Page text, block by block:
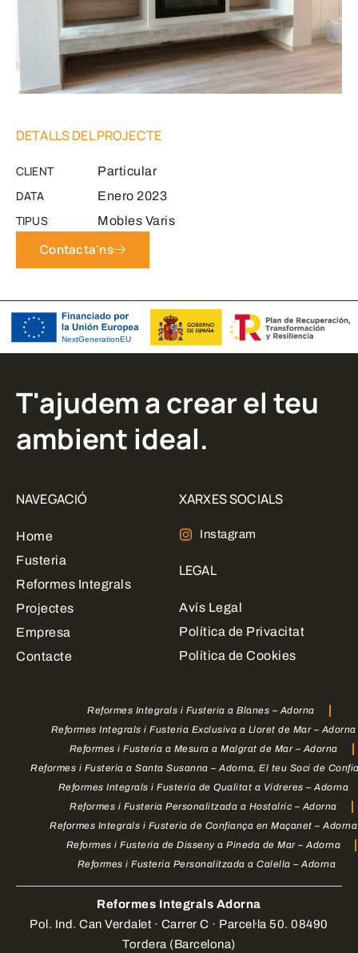
DETALLS DEL PROJECTE
CLIENT Particular
DATA Enero 2023
TIPUS Mobles Varis
Contacta'ns
T'ajudem a crear el teu
ambient ideal.
NAVEGACIÓ
Home
Fusteria
Reformes Integrals
Projectes
Empresa
Contacte
XARXES SOCIALS
Instagram
LEGAL
Avís Legal
Política de Privacitat
Política de Cookies
Reformes Integrals i Fusteria a Blanes – Adorna
Reformes Integrals i Fusteria Exclusiva a Lloret de Mar – Adorna
Reformes i Fusteria a Mesura a Malgrat de Mar – Adorna
Reformes i Fusteria a Santa Susanna – Adorna, El teu Soci de
Reformes Integrals i Fusteria de Qualitat a Vidreres – Adorna
Reformes i Fusteria Personalitzada a Hostalric – Adorna
Reformes Integrals i Fusteria de Confiança en Maçanet – Adorna
Reformes i Fusteria de Disseny a Pineda de Mar – Adorna
Reformes i Fusteria Personalitzada a Calella – Adorna
Reformes Integrals Adorna
Pol. Ind. Can Verdalet · Carrer C · Parcel·la 50. 08490
Tordera (Barcelona)